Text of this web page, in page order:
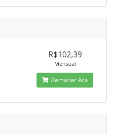
R$102,39
Mensual
Demanar Ara